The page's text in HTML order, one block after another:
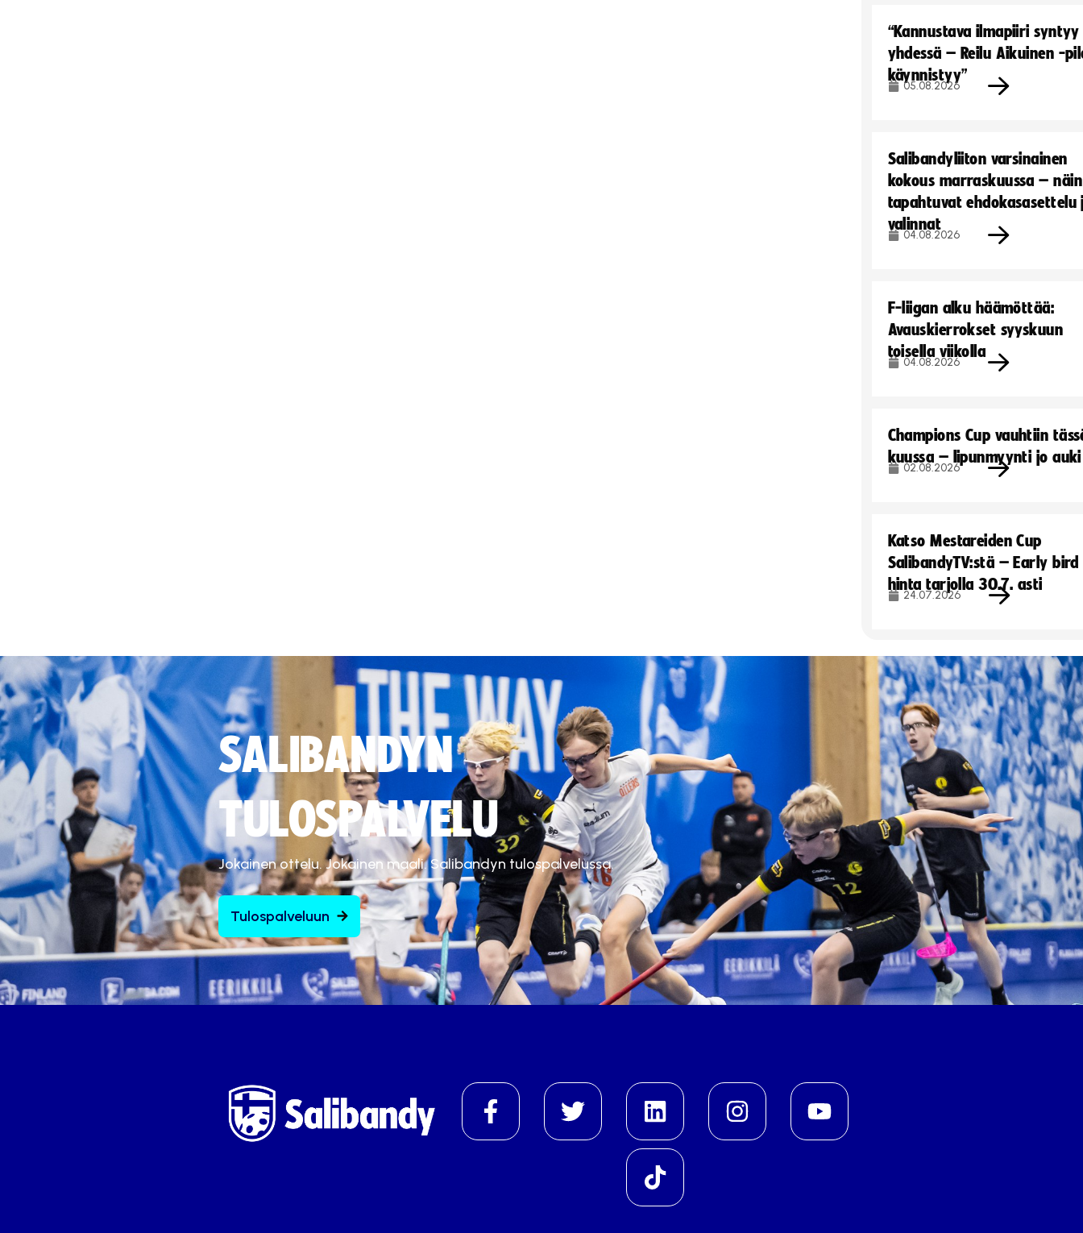
“Kannustava ilmapiiri syntyy
yhdessä – Reilu Aikuinen -
käynnistyy”
05.08.2026
Salibandyliiton varsinainen
kokous marraskuussa – näin
tapahtuvat ehdokasasettelu
valinnat
04.08.2026
F-liigan alku häämöttää:
Avauskierrokset syyskuun
toisella viikolla
04.08.2026
Champions Cup vauhtiin
kuussa – lipunmyynti jo auki
02.08.2026
Katso Mestareiden Cup
SalibandyTV:stä – Early
hinta tarjolla 30.7. asti
24.07.2026
SALIBANDYN
TULOSPALVELU
Jokainen ottelu. Jokainen maali. Salibandyn tulospalvelussa.
Tulospalveluun